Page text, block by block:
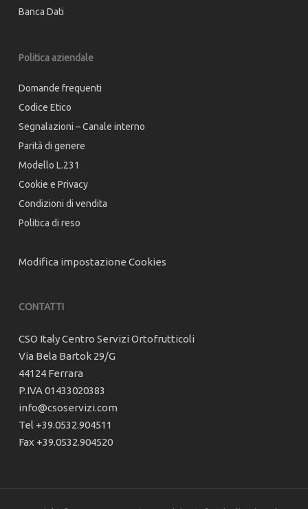
Banca Dati
Politica aziendale
Domande frequenti
Codice Etico
Segnalazioni – Canale interno
Parità di genere
Modello L.231
Cookie e Privacy
Condizioni di vendita
Politica di reso
Modifica impostazione Cookies
CONTATTI
CSO Italy Centro Servizi Ortofrutticoli
Via Bela Bartok 29/G
44124 Ferrara
P.IVA 01433020383
info@csoservizi.com
Tel +39.0532.904511
Fax +39.0532.904520